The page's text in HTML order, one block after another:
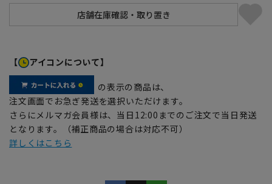
【 アイコンについて】
の表示の商品は、
注文画面でお急ぎ発送を選択いただけます。
さらにメルマガ会員様は、当日12:00までのご注文で当日発送
となります。（補正商品の場合は対応不可）
詳しくはこちら